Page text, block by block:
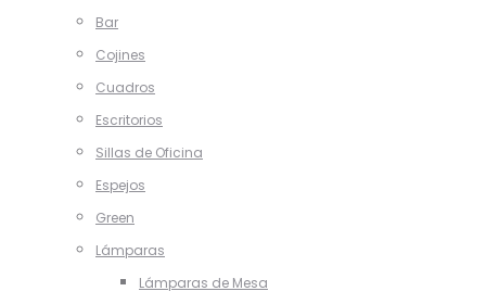
Bar
Cojines
Cuadros
Escritorios
Sillas de Oficina
Espejos
Green
Lámparas
Lámparas de Mesa